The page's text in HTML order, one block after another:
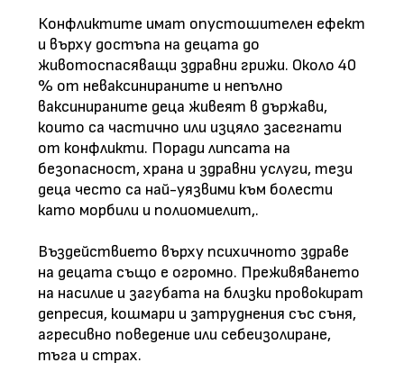
Конфликтите имат опустошителен ефект
и върху достъпа на децата до
животоспасяващи здравни грижи. Около 40
% от неваксинираните и непълно
ваксинираните деца живеят в държави,
които са частично или изцяло засегнати
от конфликти. Поради липсата на
безопасност, храна и здравни услуги, тези
деца често са най-уязвими към болести
като морбили и полиомиелит,.
Въздействието върху психичното здраве
на децата също е огромно. Преживяването
на насилие и загубата на близки провокират
депресия, кошмари и затруднения със съня,
агресивно поведение или себеизолиране,
тъга и страх.